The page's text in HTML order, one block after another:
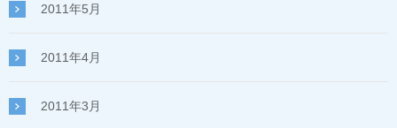
2011年5月
2011年4月
2011年3月